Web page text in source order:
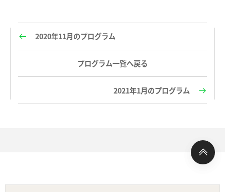
2020年11月のプログラム
プログラム一覧へ戻る
2021年1月のプログラム